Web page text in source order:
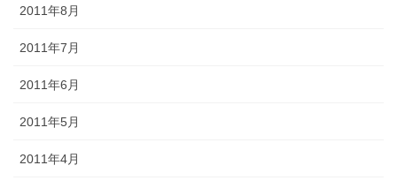
2011年8月
2011年7月
2011年6月
2011年5月
2011年4月